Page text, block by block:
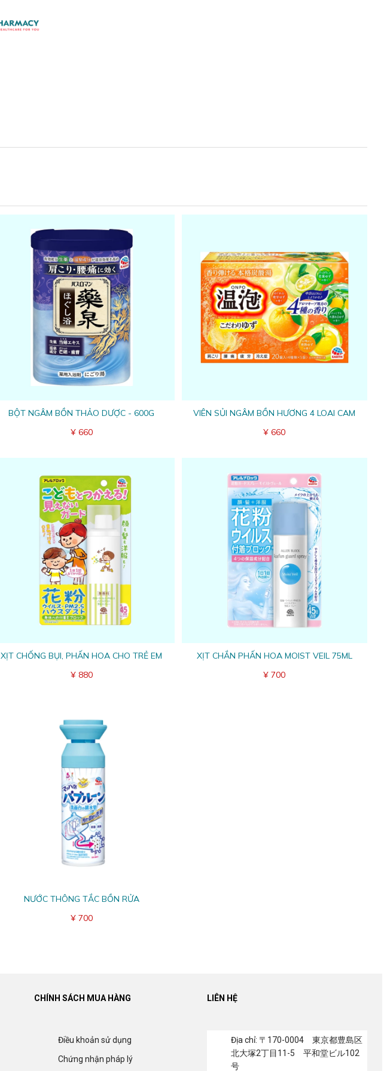
BỘT NGÂM BỒN THẢO DƯỢC - 600G
¥ 660
VIÊN SỦI NGÂM BỒN HƯƠNG 4 LOAI CAM
¥ 660
XỊT CHỐNG BỤI, PHẤN HOA CHO TRẺ EM
¥ 880
XỊT CHẮN PHẤN HOA MOIST VEIL 75ML
¥ 700
NƯỚC THÔNG TẮC BỒN RỬA
¥ 700
CHÍNH SÁCH MUA HÀNG
Điều khoản sử dụng
Chứng nhận pháp lý
LIÊN HỆ
Địa chỉ: 〒170-0004 東京都豊島区
北大塚2丁目11-5 平和堂ビル102
号